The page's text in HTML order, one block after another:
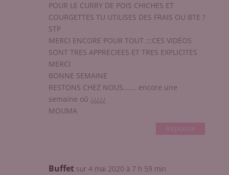
POUR LE CURRY DE POIS CHICHES ET
COURGETTES TU UTILISES DES FRAIS OU BTE ?
STP
MERCI ENCORE POUR TOUT :::CES VIDÉOS
SONT TRES APPRECIEES ET TRES EXPLICITES
MERCI
BONNE SEMAINE
RESTONS CHEZ NOUS……. encore une
semaine oû ¿¿¿¿¿
MOUMA
Réponse
Buffet sur 4 mai 2020 à 7 h 59 min